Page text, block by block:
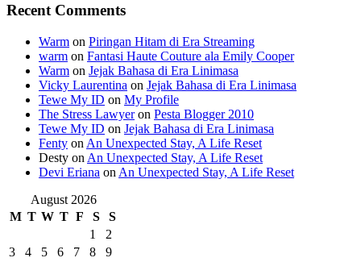
Recent Comments
Warm on Piringan Hitam di Era Streaming
warm on Fantasi Haute Couture ala Emily Cooper
Warm on Jejak Bahasa di Era Linimasa
Vicky Laurentina on Jejak Bahasa di Era Linimasa
Tewe My ID on My Profile
The Stress Lawyeron Pesta Blogger 2010
Tewe My ID on Jejak Bahasa di Era Linimasa
Fenty on An Unexpected Stay, A Life Reset
Desty on An Unexpected Stay, A Life Reset
Devi Eriana on An Unexpected Stay, A Life Reset
August 2026
M T W T F S
S
1
2
3
4 5 6 7 8
9